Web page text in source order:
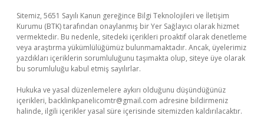
Sitemiz, 5651 Sayılı Kanun gereğince Bilgi Teknolojileri ve İletişim
Kurumu (BTK) tarafından onaylanmış bir Yer Sağlayıcı olarak hizmet
vermektedir. Bu nedenle, sitedeki içerikleri proaktif olarak denetleme
veya araştırma yükümlülüğümüz bulunmamaktadır. Ancak, üyelerimiz
yazdıkları içeriklerin sorumluluğunu taşımakta olup, siteye üye olarak
bu sorumluluğu kabul etmiş sayılırlar.
Hukuka ve yasal düzenlemelere aykırı olduğunu düşündüğünüz
içerikleri, backlinkpanelicomtr@gmail.com adresine bildirmeniz
halinde, ilgili içerikler yasal süre içerisinde sitemizden kaldırılacaktır.